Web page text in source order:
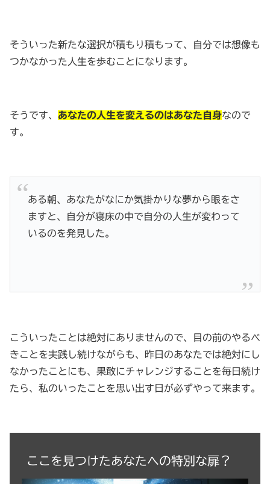
そういった新たな選択が積もり積もって、自分では想像も
つかなかった人生を歩むことになります。
そうです、 あなたの人生を変えるのはあなた自身なので
す。
ある朝、あなたがなにか気掛かりな夢から眼をさ
ますと、自分が寝床の中で自分の人生が変わって
いるのを発見した。
こういったことは絶対にありませんので、目の前のやるべ
きことを実践し続けながらも、昨日のあなたでは絶対にし
なかったことにも、果敢にチャレンジすることを毎日続け
たら、私のいったことを思い出す日が必ずやって来ます。
ここを見つけたあなたへの特別な扉？